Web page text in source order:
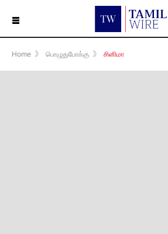
☰
Home 》 பொழுதுபோக்கு 》 சினிமா